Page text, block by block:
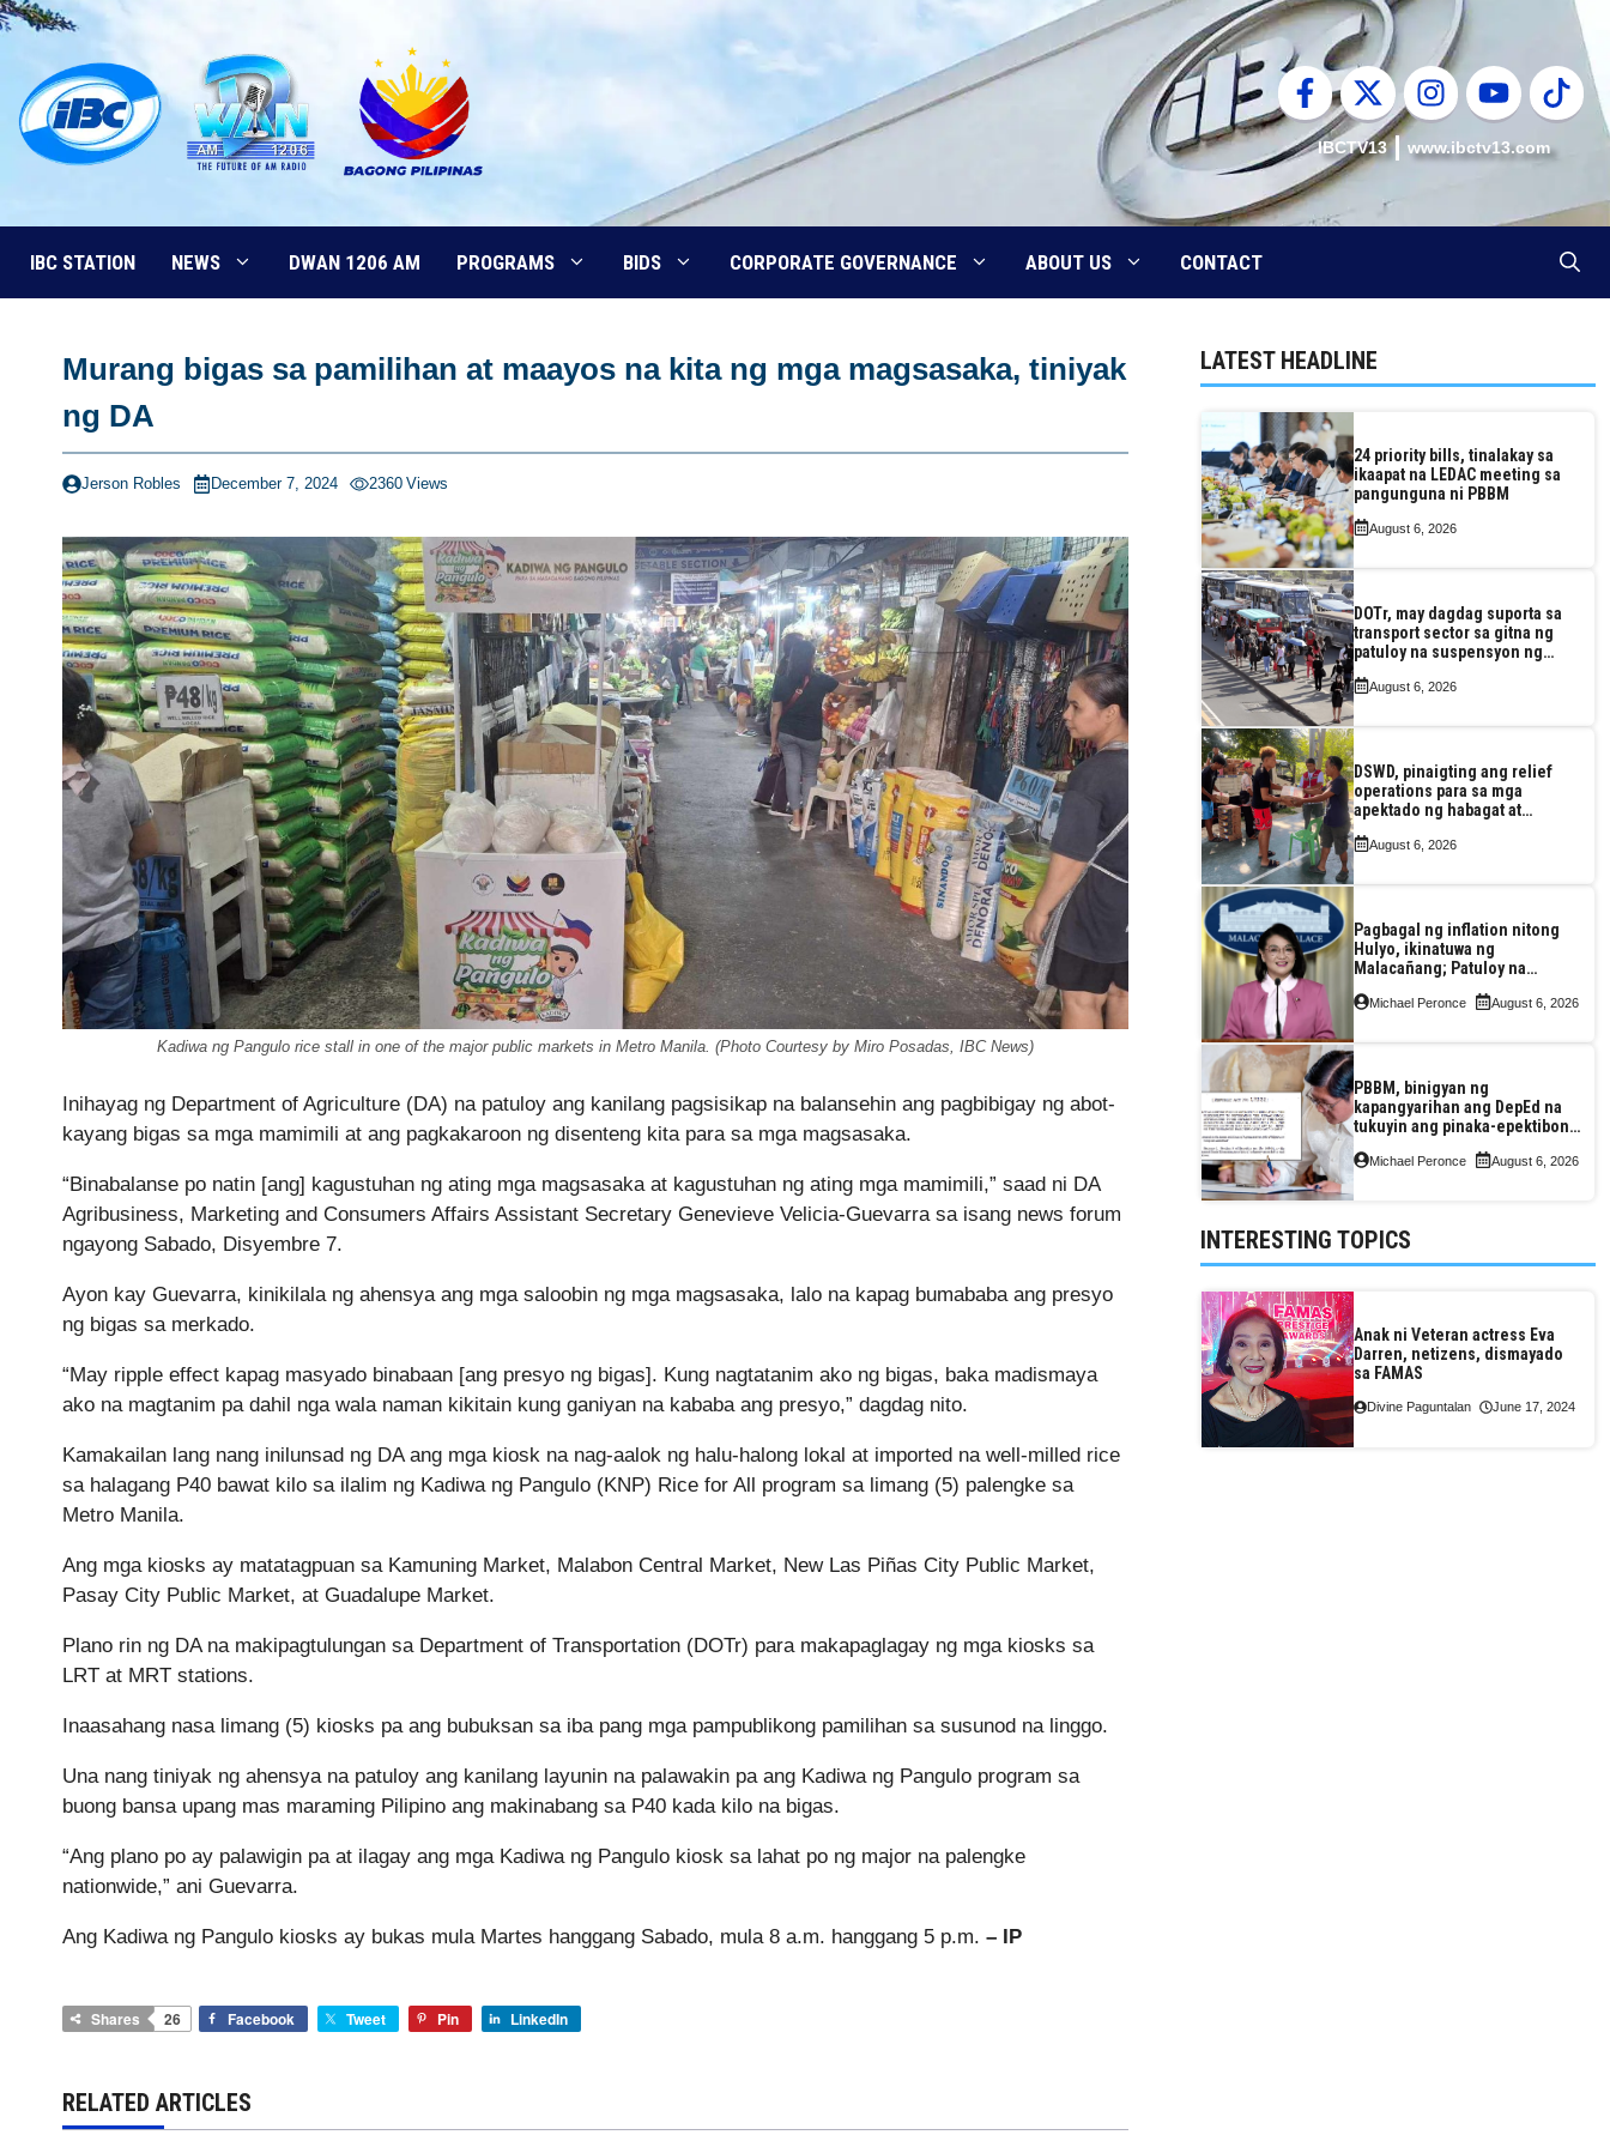
Skip
content
IBCTV13 www.ibctv13.com
IBC STATION NEWS DWAN 1206 AM PROGRAMS BIDS CORPORATE GOVERNANCE ABOUT US CONTACT
Murang bigas sa pamilihan at maayos na kita ng mga magsasaka, tiniyak
ng DA
Jerson Robles December 7, 2024 2360 Views
Kadiwa ng Pangulo rice stall in one of the major public markets in Metro Manila. (Photo Courtesy by Miro Posadas, IBC News)
Inihayag ng Department of Agriculture (DA) na patuloy ang kanilang pagsisikap na balansehin ang pagbibigay ng abot-
kayang bigas sa mga mamimili at ang pagkakaroon ng disenteng kita para sa mga magsasaka.
“Binabalanse po natin [ang] kagustuhan ng ating mga magsasaka at kagustuhan ng ating mga mamimili,” saad ni DA
Agribusiness, Marketing and Consumers Affairs Assistant Secretary Genevieve Velicia-Guevarra sa isang news forum
ngayong Sabado, Disyembre 7.
Ayon kay Guevarra, kinikilala ng ahensya ang mga saloobin ng mga magsasaka, lalo na kapag bumababa ang presyo
ng bigas sa merkado.
“May ripple effect kapag masyado binabaan [ang presyo ng bigas]. Kung nagtatanim ako ng bigas, baka madismaya
ako na magtanim pa dahil nga wala naman kikitain kung ganiyan na kababa ang presyo,” dagdag nito.
Kamakailan lang nang inilunsad ng DA ang mga kiosk na nag-aalok ng halu-halong lokal at imported na well-milled rice
sa halagang P40 bawat kilo sa ilalim ng Kadiwa ng Pangulo (KNP) Rice for All program sa limang (5) palengke sa
Metro Manila.
Ang mga kiosks ay matatagpuan sa Kamuning Market, Malabon Central Market, New Las Piñas City Public Market,
Pasay City Public Market, at Guadalupe Market.
Plano rin ng DA na makipagtulungan sa Department of Transportation (DOTr) para makapaglagay ng mga kiosks sa
LRT at MRT stations.
Inaasahang nasa limang (5) kiosks pa ang bubuksan sa iba pang mga pampublikong pamilihan sa susunod na linggo.
Una nang tiniyak ng ahensya na patuloy ang kanilang layunin na palawakin pa ang Kadiwa ng Pangulo program sa
buong bansa upang mas maraming Pilipino ang makinabang sa P40 kada kilo na bigas.
“Ang plano po ay palawigin pa at ilagay ang mga Kadiwa ng Pangulo kiosk sa lahat po ng major na palengke
nationwide,” ani Guevarra.
Ang Kadiwa ng Pangulo kiosks ay bukas mula Martes hanggang Sabado, mula 8 a.m. hanggang 5 p.m. – IP
Shares 26 Facebook Tweet Pin LinkedIn
RELATED ARTICLES
LATEST HEADLINE
24 priority bills, tinalakay sa
ikaapat na LEDAC meeting sa
pangunguna ni PBBM
August 6, 2026
DOTr, may dagdag suporta sa
transport sector sa gitna ng
patuloy na suspensyon ng
August 6, 2026
DSWD, pinaigting ang relief
operations para sa mga
apektado ng habagat at
August 6, 2026
Pagbagal ng inflation nitong
Hulyo, ikinatuwa ng
Malacañang; Patuloy na
seguridad sa pagkain,
Michael Peronce August 6, 2026
PBBM, binigyan ng
kapangyarihan ang DepEd na
tukuyin ang pinaka-epektibong
Michael Peronce August 6, 2026
INTERESTING TOPICS
Anak ni Veteran actress Eva
Darren, netizens, dismayado
sa FAMAS
Divine Paguntalan June 17, 2024